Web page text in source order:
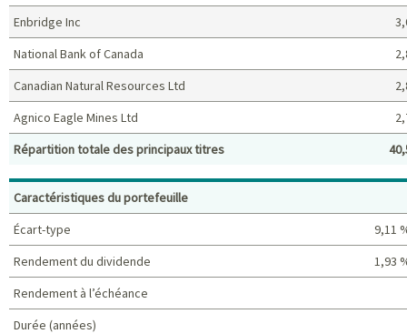
Principaux titres (%)
Enbridge Inc
National Bank of Canada
Canadian Natural Resources Ltd
Agnico Eagle Mines Ltd
Répartition totale des principaux titres
Caractéristiques du portefeuille
Écart-type
9,11
Rendement du dividende
1,93
Rendement à l’échéance
Durée (années)